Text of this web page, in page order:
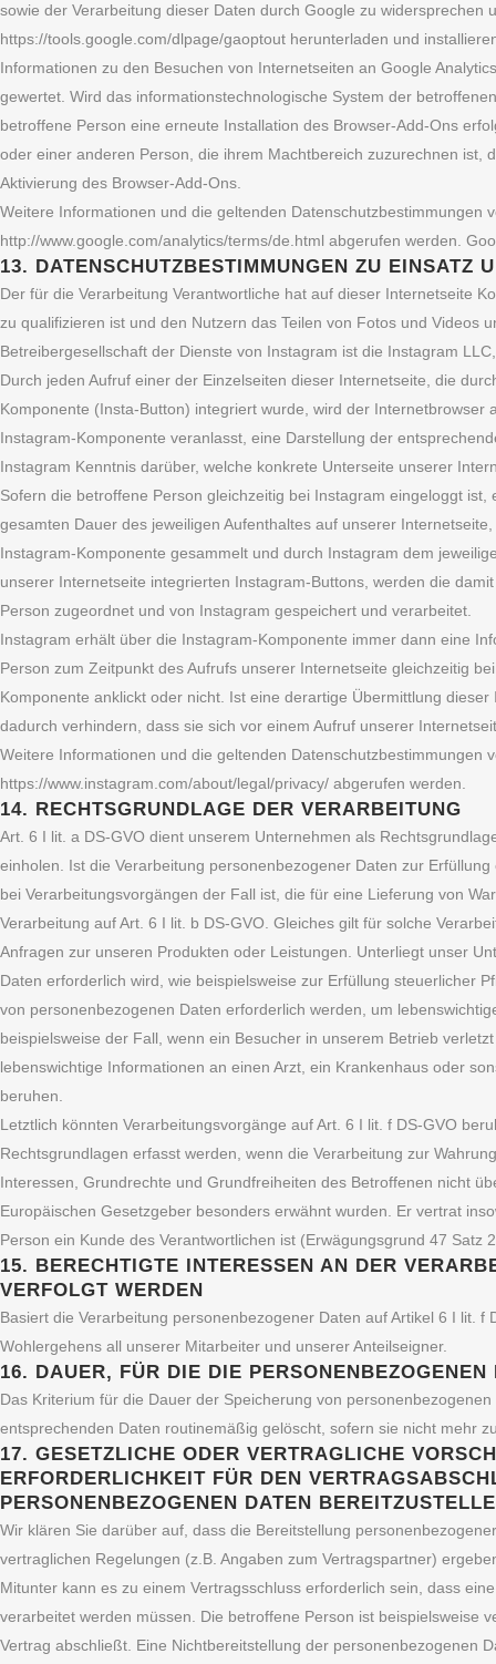
sowie der Verarbeitung dieser Daten durch Google zu
https://tools.google.com/dlpage/gaoptout herunterladen und
Informationen zu den Besuchen von Internetseiten an Google
gewertet. Wird das informationstechnologische System der
betroffene Person eine erneute Installation des Browser-Add-Ons
oder einer anderen Person, die ihrem Machtbereich zuzurechnen
Aktivierung des Browser-Add-Ons.
Weitere Informationen und die geltenden
http://www.google.com/analytics/terms/de.html abgerufen werden.
13. DATENSCHUTZBESTIMMUNGEN ZU EINSATZ
Der für die Verarbeitung Verantwortliche hat auf dieser Internetseite
zu qualifizieren ist und den Nutzern das Teilen von Fotos und Videos
Betreibergesellschaft der Dienste von Instagram ist die Instagram
Durch jeden Aufruf einer der Einzelseiten dieser Internetseite, die
Komponente (Insta-Button) integriert wurde, wird der
Instagram-Komponente veranlasst, eine Darstellung der
Instagram Kenntnis darüber, welche konkrete Unterseite unserer
Sofern die betroffene Person gleichzeitig bei Instagram eingeloggt
gesamten Dauer des jeweiligen Aufenthaltes auf unserer
Instagram-Komponente gesammelt und durch Instagram dem
unserer Internetseite integrierten Instagram-Buttons, werden die
Person zugeordnet und von Instagram gespeichert und verarbeitet.
Instagram erhält über die Instagram-Komponente immer dann eine
Person zum Zeitpunkt des Aufrufs unserer Internetseite gleichzeitig
Komponente anklickt oder nicht. Ist eine derartige Übermittlung
dadurch verhindern, dass sie sich vor einem Aufruf unserer
Weitere Informationen und die geltenden
https://www.instagram.com/about/legal/privacy/ abgerufen werden.
14. RECHTSGRUNDLAGE DER VERARBEITUNG
Art. 6 I lit. a DS-GVO dient unserem Unternehmen als
einholen. Ist die Verarbeitung personenbezogener Daten zur
bei Verarbeitungsvorgängen der Fall ist, die für eine Lieferung von
Verarbeitung auf Art. 6 I lit. b DS-GVO. Gleiches gilt für solche
Anfragen zur unseren Produkten oder Leistungen. Unterliegt unser
Daten erforderlich wird, wie beispielsweise zur Erfüllung steuerlicher
von personenbezogenen Daten erforderlich werden, um
beispielsweise der Fall, wenn ein Besucher in unserem Betrieb
lebenswichtige Informationen an einen Arzt, ein Krankenhaus oder
beruhen.
Letztlich könnten Verarbeitungsvorgänge auf Art. 6 I lit. f DS-GVO
Rechtsgrundlagen erfasst werden, wenn die Verarbeitung zur
Interessen, Grundrechte und Grundfreiheiten des Betroffenen nicht
Europäischen Gesetzgeber besonders erwähnt wurden. Er vertrat
Person ein Kunde des Verantwortlichen ist (Erwägungsgrund 47 Satz
15. BERECHTIGTE INTERESSEN AN DER
VERFOLGT WERDEN
Basiert die Verarbeitung personenbezogener Daten auf Artikel 6 I lit.
Wohlergehens all unserer Mitarbeiter und unserer Anteilseigner.
16. DAUER, FÜR DIE DIE
Das Kriterium für die Dauer der Speicherung von
entsprechenden Daten routinemäßig gelöscht, sofern sie nicht mehr
17. GESETZLICHE ODER VERTRAGLICHE
ERFORDERLICHKEIT FÜR DEN
PERSONENBEZOGENEN DATEN
Wir klären Sie darüber auf, dass die Bereitstellung
vertraglichen Regelungen (z.B. Angaben zum Vertragspartner)
Mitunter kann es zu einem Vertragsschluss erforderlich sein, dass
verarbeitet werden müssen. Die betroffene Person ist beispielsweise
Vertrag abschließt. Eine Nichtbereitstellung der personenbezogenen